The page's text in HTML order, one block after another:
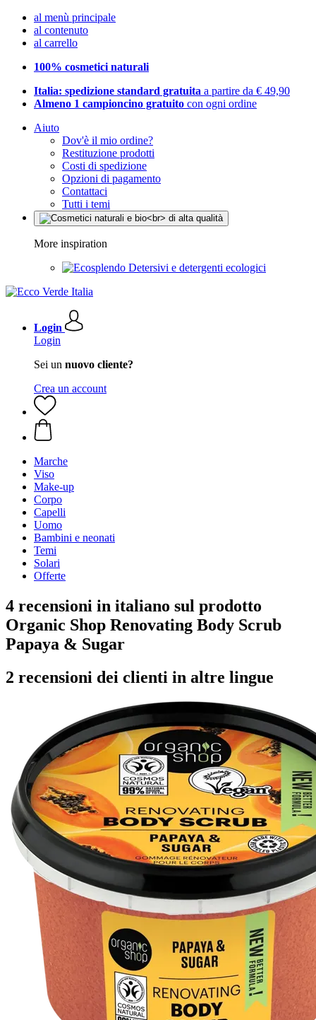
al menù principale
al contenuto
al carrello
100% cosmetici naturali
Italia: spedizione standard gratuita a partire da € 49,90
Almeno 1 campioncino gratuito con ogni ordine
Aiuto
Dov'è il mio ordine?
Restituzione prodotti
Costi di spedizione
Opzioni di pagamento
Contattaci
Tutti i temi
More inspiration
Detersivi e detergenti ecologici
Login
Login
Sei un nuovo cliente?
Crea un account
Marche
Viso
Make-up
Corpo
Capelli
Uomo
Bambini e neonati
Temi
Solari
Offerte
4 recensioni in italiano sul prodotto
Organic Shop Renovating Body Scrub
Papaya & Sugar
2 recensioni dei clienti in altre lingue